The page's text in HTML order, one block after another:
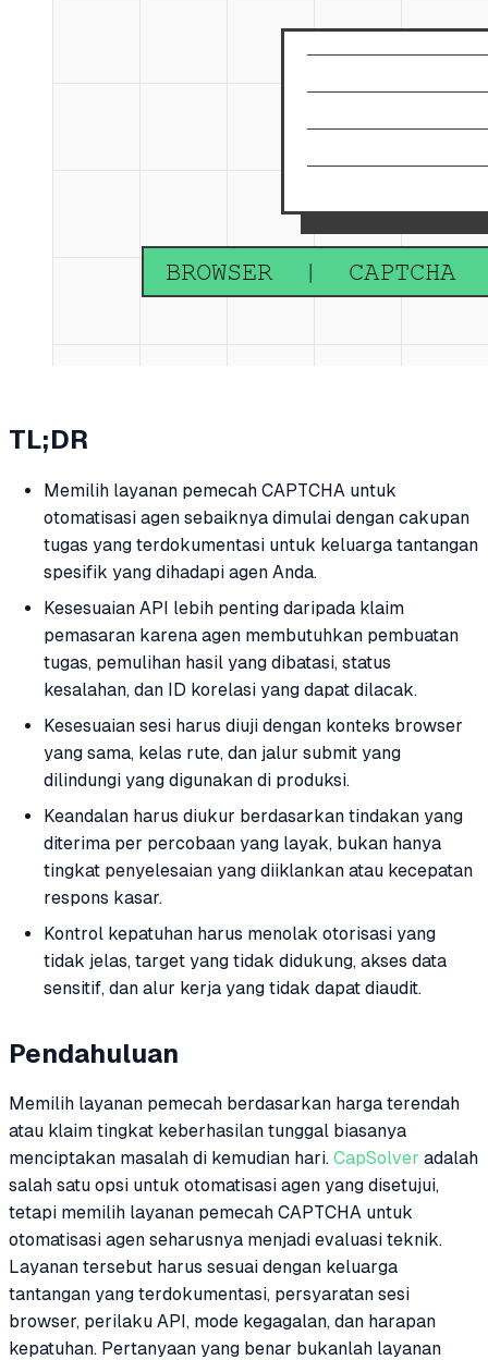
TL;DR
Memilih layanan pemecah CAPTCHA untuk
otomatisasi agen sebaiknya dimulai dengan cakupan
tugas yang terdokumentasi untuk keluarga tantangan
spesifik yang dihadapi agen Anda.
Kesesuaian API lebih penting daripada klaim
pemasaran karena agen membutuhkan pembuatan
tugas, pemulihan hasil yang dibatasi, status
kesalahan, dan ID korelasi yang dapat dilacak.
Kesesuaian sesi harus diuji dengan konteks browser
yang sama, kelas rute, dan jalur submit yang
dilindungi yang digunakan di produksi.
Keandalan harus diukur berdasarkan tindakan yang
diterima per percobaan yang layak, bukan hanya
tingkat penyelesaian yang diiklankan atau kecepatan
respons kasar.
Kontrol kepatuhan harus menolak otorisasi yang
tidak jelas, target yang tidak didukung, akses data
sensitif, dan alur kerja yang tidak dapat diaudit.
Pendahuluan
Memilih layanan pemecah berdasarkan harga terendah
atau klaim tingkat keberhasilan tunggal biasanya
menciptakan masalah di kemudian hari. CapSolver adalah
salah satu opsi untuk otomatisasi agen yang disetujui,
tetapi memilih layanan pemecah CAPTCHA untuk
otomatisasi agen seharusnya menjadi evaluasi teknik.
Layanan tersebut harus sesuai dengan keluarga
tantangan yang terdokumentasi, persyaratan sesi
browser, perilaku API, mode kegagalan, dan harapan
kepatuhan. Pertanyaan yang benar bukanlah layanan